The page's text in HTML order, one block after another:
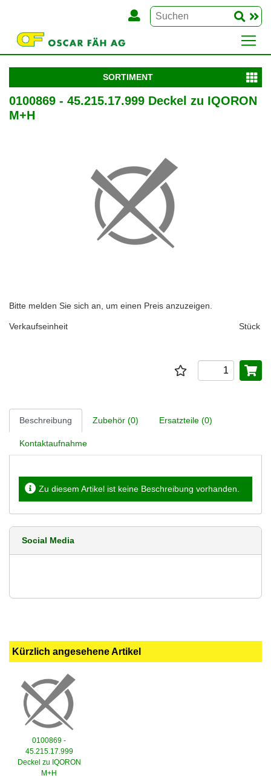
SORTIMENT
0100869 - 45.215.17.999 Deckel zu IQORON
M+H
Bitte melden Sie sich an, um einen Preis anzuzeigen.
Verkaufseinheit Stück
Beschreibung Zubehör (0) Ersatzteile (0)
Kontaktaufnahme
Zu diesem Artikel ist keine Beschreibung vorhanden.
Social Media
Kürzlich angesehene Artikel
0100869 -
45.215.17.999
Deckel zu IQORON
M+H